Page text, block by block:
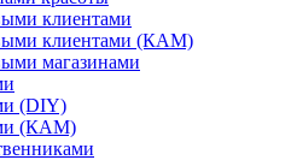
клиентами
клиентами (КАМ)
магазинами
(DIY)
(КАМ)